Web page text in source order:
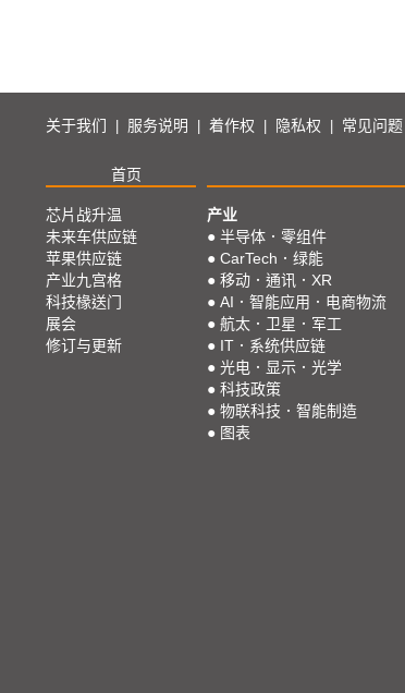
关于我们 服务说明 着作权 隐私权 常见问题
首页
芯片战升温
未来车供应链
苹果供应链
产业九宫格
科技椽送门
展会
修订与更新
产业
● 半导体．零组件
● CarTech．绿能
● 移动．通讯．XR
● AI．智能应用．电商物流
● 航太．卫星．军工
● IT．系统供应链
● 光电．显示．光学
● 科技政策
● 物联科技．智能制造
● 图表